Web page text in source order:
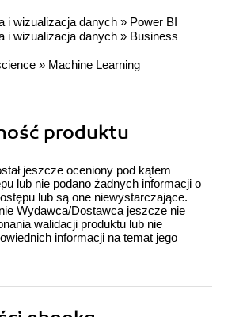
i wizualizacja danych » Power BI
i wizualizacja danych » Business
» Machine Learning
produktu
jeszcze oceniony pod kątem
lub nie podano żadnych informacji o
lub są one niewystarczające.
Wydawca/Dostawca jeszcze nie
walidacji produktu lub nie
informacji na temat jego